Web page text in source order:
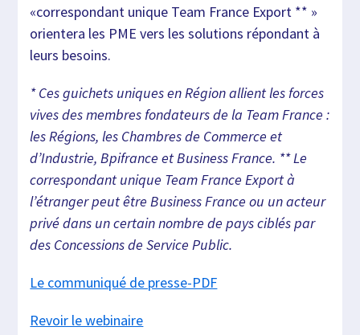
«correspondant unique Team France Export ** »
orientera les PME vers les solutions répondant à
leurs besoins.
* Ces guichets uniques en Région allient les forces
vives des membres fondateurs de la Team France :
les Régions, les Chambres de Commerce et
d’Industrie, Bpifrance et Business France. ** Le
correspondant unique Team France Export à
l’étranger peut être Business France ou un acteur
privé dans un certain nombre de pays ciblés par
des Concessions de Service Public.
Le communiqué de presse-PDF
Revoir le webinaire